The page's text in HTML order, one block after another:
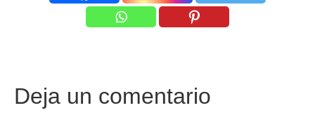
Deja un comentario